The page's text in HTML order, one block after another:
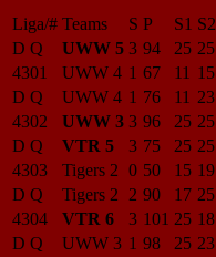
Liga/# Teams S P S1 S2
D Q
UWW 5 3 94 25 25
4301
UWW 4 1 67 11 15
D Q
UWW 4 1 76 11 23
4302
UWW 3 3 96 25 25
D Q
VTR 5 3 75 25 25
4303
Tigers 2 0 50 15 19
D Q
Tigers 2 2 90 17 25
4304
VTR 6 3 101 25 18
D Q
UWW 3 1 98 25 23